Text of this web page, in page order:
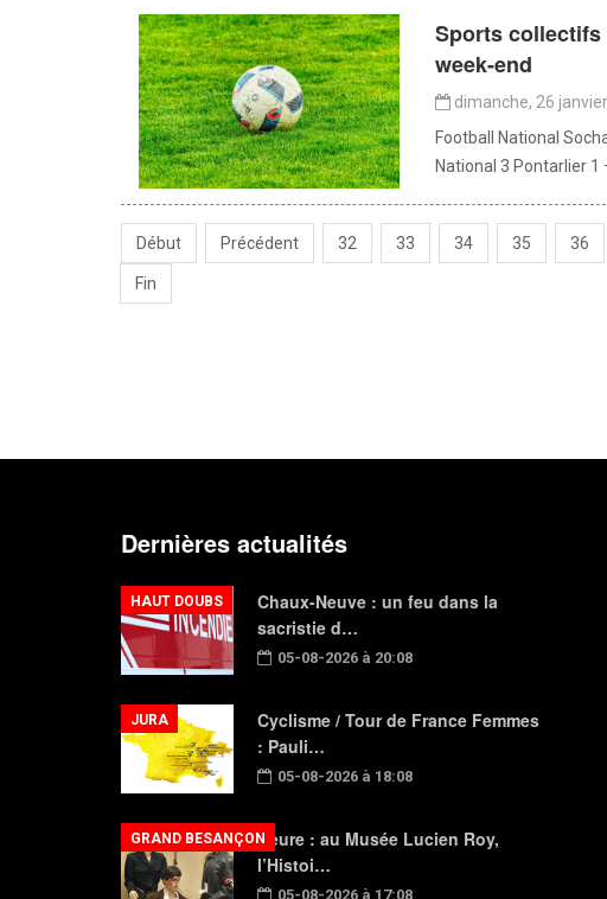
Sports collectifs
week-end
dimanche, 26
Football National
National 3 Pontarlier 1
Début Précédent 32 33 34 35 36
Fin
Dernières actualités
Chaux-Neuve : un feu dans la
sacristie d…
05-08-2026 à 20:08
HAUT DOUBS
Cyclisme / Tour de France Femmes
: Pauli…
05-08-2026 à 18:08
JURA
Beure : au Musée Lucien Roy,
l’Histoi…
05-08-2026 à 17:08
GRAND BESANÇON